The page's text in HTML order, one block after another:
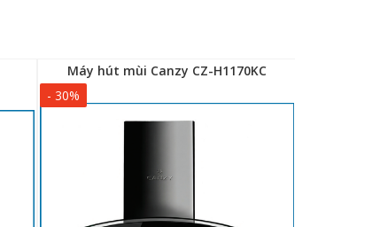
Máy hút mùi Canzy CZ-H1170KC
- 30%